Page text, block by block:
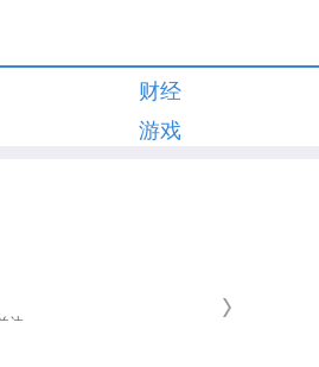
财经
游戏